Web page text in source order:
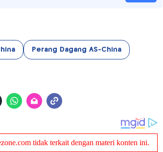
Perang Dagang AS-China